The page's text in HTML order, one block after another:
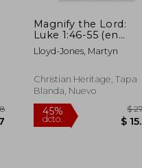
Magnify the Lord:
Luke 1:46-55 (en
Inglés)
Lloyd-Jones, Martyn
Christian Heritage, Tapa
Blanda, Nuevo